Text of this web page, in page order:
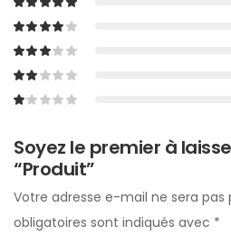
Soyez le premier à
“Produit”
Votre adresse e-mail ne sera pas
obligatoires sont indiqués avec *